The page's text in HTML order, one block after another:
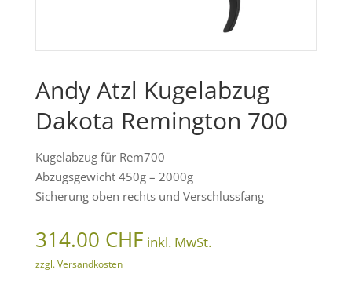
Andy Atzl Kugelabzug
Dakota Remington 700
Kugelabzug für Rem700
Abzugsgewicht 450g – 2000g
Sicherung oben rechts und Verschlussfang
314.00 CHF inkl. MwSt.
zzgl. Versandkosten